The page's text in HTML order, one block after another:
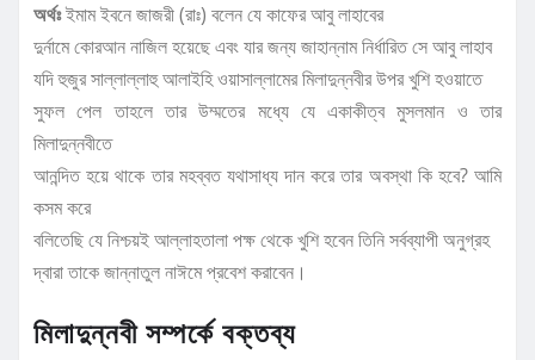
অর্থঃইমাম ইবনে জাজরী (রাঃ) বলেন যে কাফের আবু লাহাবের
দুর্নামে কোরআন নাজিল হয়েছে এবং যার জন্য জাহান্নাম নির্ধারিত সে আবু লাহাব
যদি হুজুর সাল্লাল্লাহু আলাইহি ওয়াসাল্লামের মিলাদুন্নবীর উপর খুশি হওয়াতে
সুফল পেল তাহলে তার উম্মতের মধ্যে যে একাকীত্ব মুসলমান ও তার
মিলাদুন্নবীতে
আনন্দিত হয়ে থাকে তার মহব্বত যথাসাধ্য দান করে তার অবস্থা কি হবে? আমি
কসম করে
বলিতেছি যে নিশ্চয়ই আল্লাহতালা পক্ষ থেকে খুশি হবেন তিনি সর্বব্যাপী অনুগ্রহ
দ্বারা তাকে জান্নাতুল নাঈমে প্রবেশ করাবেন।
মিলাদুন্নবী সম্পর্কে বক্তব্য